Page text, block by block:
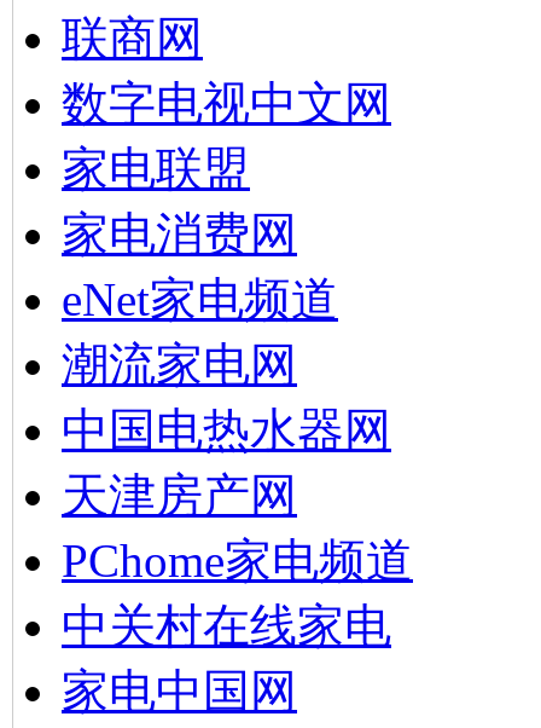
联商网
数字电视中文网
家电联盟
家电消费网
eNet家电频道
潮流家电网
中国电热水器网
天津房产网
PChome家电频道
中关村在线家电
家电中国网